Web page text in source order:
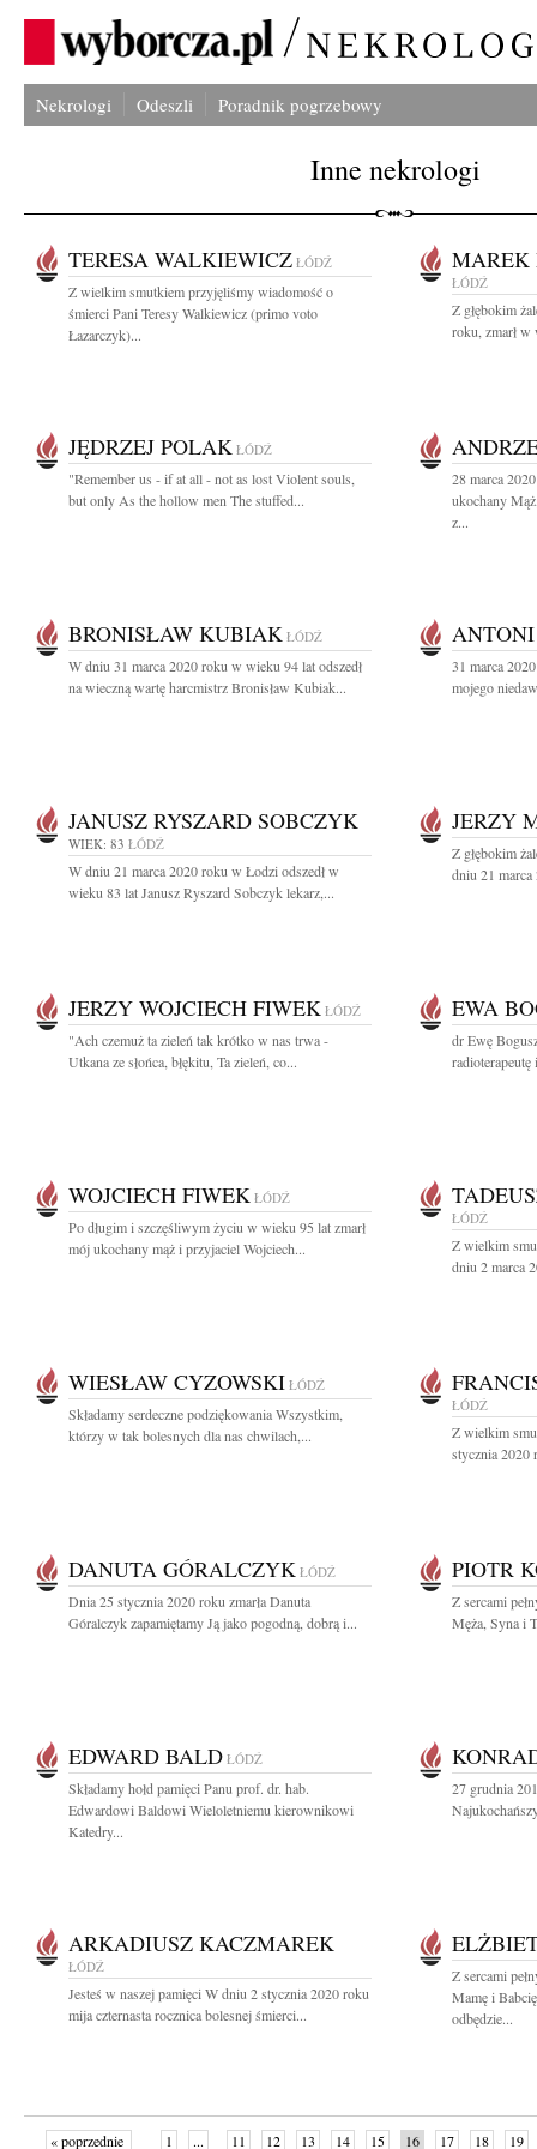
Nekrologi Odeszli Poradnik pogrzebowy
Inne nekrologi
TERESA WALKIEWICZ ŁÓDŹ
Z wielkim smutkiem przyjęliśmy wiadomość o
śmierci Pani Teresy Walkiewicz (primo voto
Łazarczyk)...
ŁÓDŹ
Z głębokim
roku, zmarł
JĘDRZEJ POLAK ŁÓDŹ
"Remember us - if at all - not as lost Violent souls,
but only As the hollow men The stuffed...
28 marca
ukochany
z...
BRONISŁAW KUBIAK ŁÓDŹ
W dniu 31 marca 2020 roku w wieku 94 lat odszedł
na wieczną wartę harcmistrz Bronisław Kubiak...
31 marca
mojego
JANUSZ RYSZARD SOBCZYK
WIEK: 83 ŁÓDŹ
W dniu 21 marca 2020 roku w Łodzi odszedł w
wieku 83 lat Janusz Ryszard Sobczyk lekarz,...
JERZY
Z głębokim
dniu 21
JERZY WOJCIECH FIWEK ŁÓDŹ
"Ach czemuż ta zieleń tak krótko w nas trwa -
Utkana ze słońca, błękitu, Ta zieleń, co...
EWA
dr Ewę
WOJCIECH FIWEK ŁÓDŹ
Po długim i szczęśliwym życiu w wieku 95 lat zmarł
mój ukochany mąż i przyjaciel Wojciech...
ŁÓDŹ
Z wielkim
dniu 2 marca
WIESŁAW CYZOWSKI ŁÓDŹ
Składamy serdeczne podziękowania Wszystkim,
którzy w tak bolesnych dla nas chwilach,...
ŁÓDŹ
Z wielkim
stycznia 2020
DANUTA GÓRALCZYK ŁÓDŹ
Dnia 25 stycznia 2020 roku zmarła Danuta
Góralczyk zapamiętamy Ją jako pogodną, dobrą i...
PIOTR
Z sercami
Męża, Syna i
EDWARD BALD ŁÓDŹ
Składamy hołd pamięci Panu prof. dr. hab.
Edwardowi Baldowi Wieloletniemu kierownikowi
Katedry...
27 grudnia
ARKADIUSZ KACZMAREK
ŁÓDŹ
Jesteś w naszej pamięci W dniu 2 stycznia 2020 roku
mija czternasta rocznica bolesnej śmierci...
Z sercami
Mamę i
odbędzie...
« poprzednie 1 ... 11 12 13 14 15 16 17 18 19